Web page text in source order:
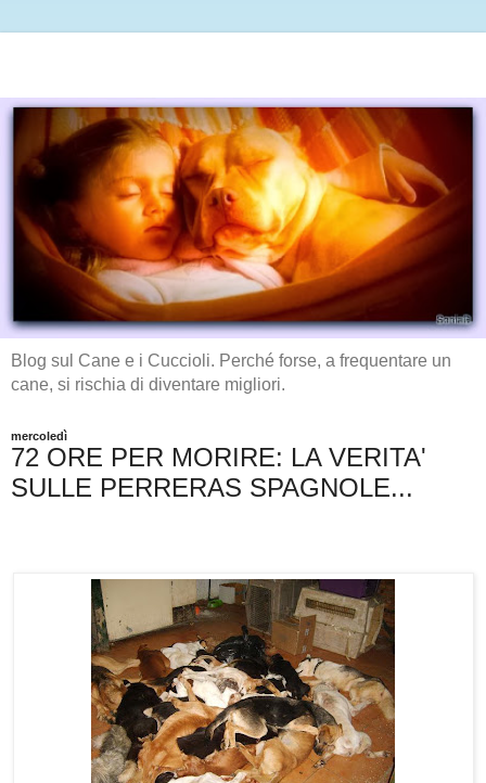
Blog sul Cane e i Cuccioli. Perché forse, a frequentare un
cane, si rischia di diventare migliori.
mercoledì
72 ORE PER MORIRE: LA VERITA'
SULLE PERRERAS SPAGNOLE...